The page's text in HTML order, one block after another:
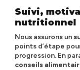
Suivi,
nutritionnel
Nous assurons un
points d’étape
progression. En
conseils